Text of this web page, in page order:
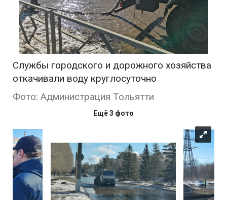
Службы городского и дорожного хозяйства
откачивали воду круглосуточно
Фото: Администрация Тольятти
Ещё 3 фото